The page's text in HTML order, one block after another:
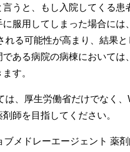
言うと、もし入院してくる
に服用してしまった場合に
れる可能性が高まり、結果
である病院の病棟において
す。
は、厚生労働省だけでなく
師を目指してください。
ブメドレーエージェント 薬